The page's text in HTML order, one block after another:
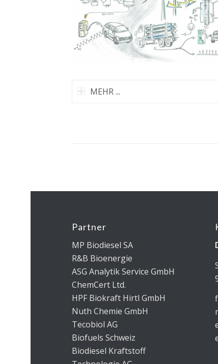
MEHR ...
Partner
MP Biodiesel SA
R&B Bioenergie
ASG Analytik Service GmbH
ChemCert Ltd.
HPF Biokraft Hirtl GmbH
Nuth Chemie GmbH
Tecobiol AG
Biofuels Schweiz
Biodiesel Kraftstoff